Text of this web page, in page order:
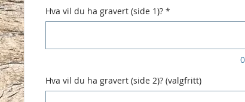
Hva vil du ha gravert (side 1)? *
Hva vil du ha gravert (side 2)? (valgfritt)